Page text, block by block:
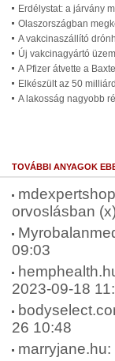
Erdélystat: a járvány
Olaszországban
A vakcinaszállító
Új vakcinagyártó
A Pfizer átvette a
Elkészült az 50
A lakosság nagyobb
TOVÁBBI ANYAGOK
orvoslásban
09:03
2023-09-18
26 10:48